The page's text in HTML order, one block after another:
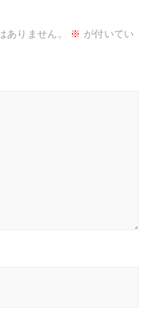
ありません。 ※ が付いてい